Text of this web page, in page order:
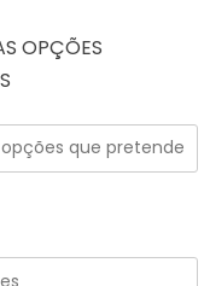
OPÇÕES